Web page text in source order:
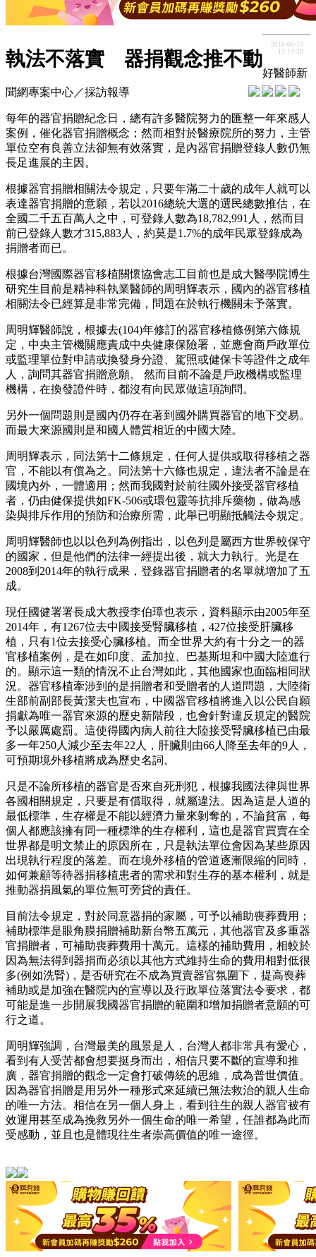
執法不落實 器捐觀念推不動
2016-06-19
13:14:39
好醫師新
聞網專案中心／採訪報導
每年的器官捐贈紀念日，總有許多醫院努力的匯整一年來感人
案例，催化器官捐贈概念；然而相對於醫療院所的努力，主管
單位空有良善立法卻無有效落實，是內器官捐贈登錄人數仍無
長足進展的主因。
根據器官捐贈相關法令規定，只要年滿二十歲的成年人就可以
表達器官捐贈的意願，若以2016總統大選的選民總數推估，在
全國二千五百萬人之中，可登錄人數為18,782,991人，然而目
前已登錄人數才315,883人，約莫是1.7%的成年民眾登錄成為
捐贈者而已。
根據台灣國際器官移植關懷協會志工目前也是成大醫學院博生
研究生目前是精神科執業醫師的周明輝表示，國內的器官移植
相關法令已經算是非常完備，問題在於執行機關未予落實。
周明輝醫師說，根據去(104)年修訂的器官移植條例第六條規
定，中央主管機關應責成中央健康保險署，並應會商戶政單位
或監理單位對申請或換發身分證、駕照或健保卡等證件之成年
人，詢問其器官捐贈意願。 然而目前不論是戶政機構或監理
機構，在換發證件時，都沒有向民眾做這項詢問。
另外一個問題則是國內仍存在著到國外購買器官的地下交易。
而最大來源國則是和國人體質相近的中國大陸。
周明輝表示，同法第十二條規定，任何人提供或取得移植之器
官，不能以有償為之。同法第十六條也規定，違法者不論是在
國境內外，一體適用；然而我國對於前往國外接受器官移植
者，仍由健保提供如FK-506或環包靈等抗排斥藥物，做為感
染與排斥作用的預防和治療所需，此舉已明顯抵觸法令規定。
周明輝醫師也以以色列為例指出，以色列是屬西方世界較保守
的國家，但是他們的法律一經提出後，就大力執行。光是在
2008到2014年的執行成果，登錄器官捐贈者的名單就增加了五
成。
現任國健署署長成大教授李伯璋也表示，資料顯示由2005年至
2014年，有1267位去中國接受腎臟移植，427位接受肝臟移
植，只有1位去接受心臟移植。而全世界大約有十分之一的器
官移植案例，是在如印度、孟加拉、巴基斯坦和中國大陸進行
的。顯示這一類的情況不止台灣如此，其他國家也面臨相同狀
況。器官移植牽涉到的是捐贈者和受贈者的人道問題，大陸衛
生部前副部長黃潔夫也宣布，中國器官移植將進入以公民自願
捐獻為唯一器官來源的歷史新階段，也會針對違反規定的醫院
予以嚴厲處罰。這使得國內病人前往大陸接受腎臟移植已由最
多一年250人減少至去年22人，肝臟則由66人降至去年的9人，
可預期境外移植將成為歷史名詞。
只是不論所移植的器官是否來自死刑犯，根據我國法律與世界
各國相關規定，只要是有償取得，就屬違法。因為這是人道的
最低標準，生存權是不能以經濟力量來剝奪的，不論貧富，每
個人都應該擁有同一種標準的生存權利，這也是器官買賣在全
世界都是明文禁止的原因所在，只是執法單位會因為某些原因
出現執行程度的落差。而在境外移植的管道逐漸限縮的同時，
如何兼顧等待器捐移植患者的需求和對生存的基本權利，就是
推動器捐風氣的單位無可旁貸的責任。
目前法令規定，對於同意器捐的家屬，可予以補助喪葬費用；
補助標準是眼角膜捐贈補助新台幣五萬元，其他器官及多重器
官捐贈者，可補助喪葬費用十萬元。這樣的補助費用，相較於
因為無法得到器捐而必須以其他方式維持生命的費用相對低很
多(例如洗腎)，是否研究在不成為買賣器官氛圍下，提高喪葬
補助或是加強在醫院內的宣導以及行政單位落實法令要求，都
可能是進一步開展我國器官捐贈的範圍和增加捐贈者意願的可
行之道。
周明輝強調，台灣最美的風景是人，台灣人都非常具有愛心，
看到有人受苦都會想要挺身而出，相信只要不斷的宣導和推
廣，器官捐贈的觀念一定會打破傳統的思維，成為普世價值。
因為器官捐贈是用另外一種形式來延續已無法救治的親人生命
的唯一方法。相信在另一個人身上，看到往生的親人器官被有
效運用甚至成為挽救另外一個生命的唯一希望，任誰都為此而
受感動，並且也是體現往生者崇高價值的唯一途徑。